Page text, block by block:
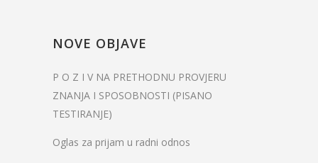
NOVE OBJAVE
P O Z I V NA PRETHODNU PROVJERU
ZNANJA I SPOSOBNOSTI (PISANO
TESTIRANJE)
Oglas za prijam u radni odnos